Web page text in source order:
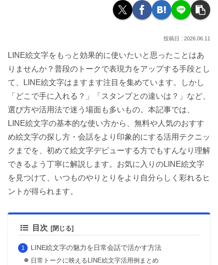
2026.06.11
LINE絵文字をもっと効果的に使いたいと思ったことはあ
りませんか？普段のトークで表現力をアップする手段とし
て、LINE絵文字はますます注目を集めています。しかし
「どこで手に入れる？」「スタンプとの違いは？」など、
選び方や活用法で迷う場面も多いもの。本記事では、
LINE絵文字の基本的な使い方から、無料や人気のおすす
め絵文字の探し方・会話をより印象的にする活用テクニッ
クまでを、初めて絵文字デビューする方でもすんなり理解
できるよう丁寧に解説します。お気に入りのLINE絵文字
を見つけて、いつものやりとりをより自分らしく彩れるヒ
ントが得られます。
目次
LINE絵文字の魅力を日常会話で活かす方法
日常トークに映えるLINE絵文字活用例まとめ